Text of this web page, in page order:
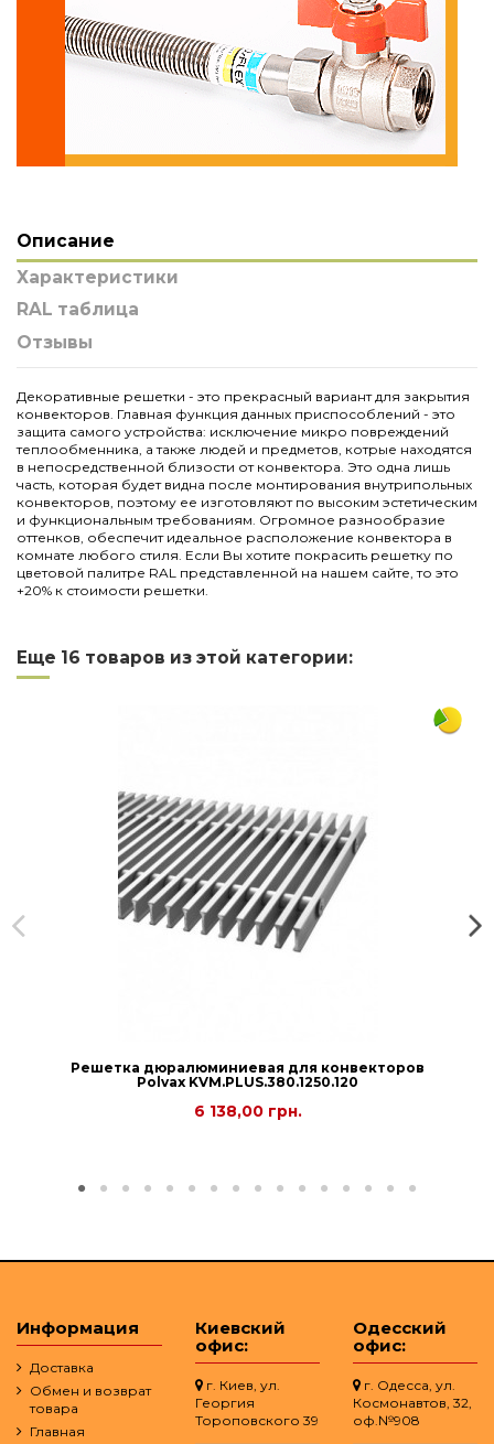
Описание
Характеристики
RAL таблица
Отзывы
Декоративные решетки - это прекрасный вариант для закрытия
конвекторов. Главная функция данных приспособлений - это
защита самого устройства: исключение микро повреждений
теплообменника, а также людей и предметов, котрые находятся
в непосредственной близости от конвектора. Это одна лишь
часть, которая будет видна после монтирования внутрипольных
конвекторов, поэтому ее изготовляют по высоким эстетическим
и функциональным требованиям. Огромное разнообразие
оттенков, обеспечит идеальное расположение конвектора в
комнате любого стиля. Если Вы хотите покрасить решетку по
цветовой палитре RAL представленной на нашем сайте, то это
+20% к стоимости решетки.
Ширина
300
Еще 16 товаров из этой категории:
Решетка дюралюминиевая для конвекторов
Polvax KVM.PLUS.380.1250.120
6 138,00 грн.
Информация
Доставка
Обмен и возврат
товара
Главная
Киевский
офис:
г. Киев, ул.
Георгия
Тороповского 39
Одесский
офис:
г. Одесса, ул.
Космонавтов, 32,
оф.№908